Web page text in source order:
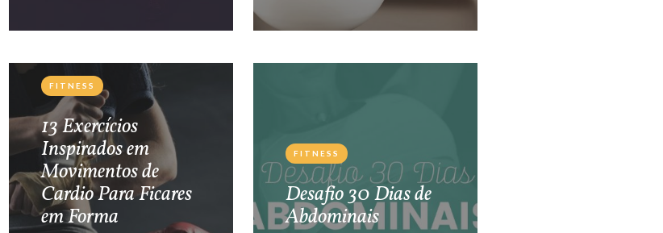
FITNESS
13 Exercícios
Inspirados em
Movimentos de
Cardio Para Ficares
em Forma
FITNESS
Desafio 30 Dias de
Abdominais